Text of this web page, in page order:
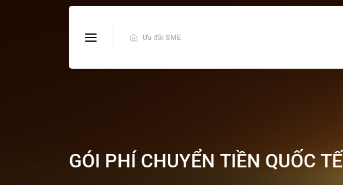
Ưu đãi SME
GÓI PHÍ CHUYỂN TIỀN QUỐC TẾ